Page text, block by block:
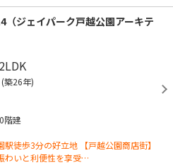
（ジェイパーク戸越公園アーキテ
(築26年)
階建
徒歩3分の好立地 【戸越公園商店街】
わいと利便性を享受…